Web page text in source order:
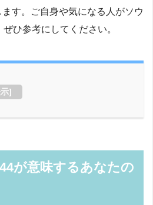
す。ご自身や気になる人がソウ
ひ参考にしてください。
]
が意味するあなたの